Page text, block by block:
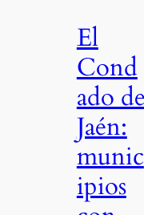
El
Cond
ado
Jaén:
munic
ipios